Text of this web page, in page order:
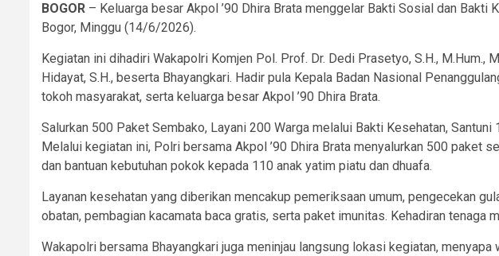
BOGOR – Keluarga besar Akpol ’90 Dhira Brata menggelar Bakti Sosial dan
Bogor, Minggu (14/6/2026).
Kegiatan ini dihadiri Wakapolri Komjen Pol. Prof. Dr. Dedi Prasetyo, S.H.,
Hidayat, S.H., beserta Bhayangkari. Hadir pula Kepala Badan Nasional
tokoh masyarakat, serta keluarga besar Akpol ’90 Dhira Brata.
Salurkan 500 Paket Sembako, Layani 200 Warga melalui Bakti Kesehatan,
Melalui kegiatan ini, Polri bersama Akpol ’90 Dhira Brata menyalurkan 500 paket
dan bantuan kebutuhan pokok kepada 110 anak yatim piatu dan dhuafa.
Layanan kesehatan yang diberikan mencakup pemeriksaan umum, pengecekan
obatan, pembagian kacamata baca gratis, serta paket imunitas. Kehadiran
Wakapolri bersama Bhayangkari juga meninjau langsung lokasi kegiatan,